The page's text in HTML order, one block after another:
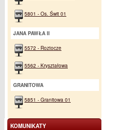
5801 - Os. Świt 01
JANA PAWŁA II
5572 - Roztocze
5562 - Kryształowa
GRANITOWA
5851 - Granitowa 01
KOMUNIKATY